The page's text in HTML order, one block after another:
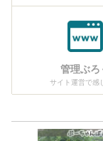
管理ぶろ
サイト運営で感